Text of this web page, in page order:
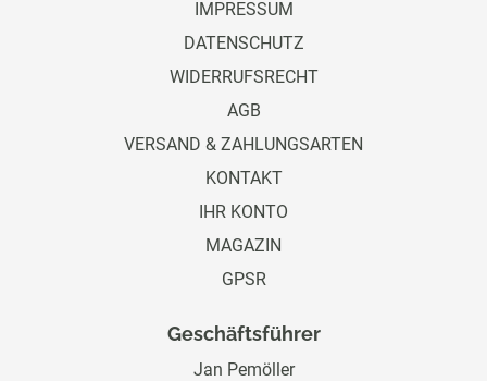
IMPRESSUM
DATENSCHUTZ
WIDERRUFSRECHT
AGB
VERSAND & ZAHLUNGSARTEN
KONTAKT
IHR KONTO
MAGAZIN
GPSR
Geschäftsführer
Jan Pemöller